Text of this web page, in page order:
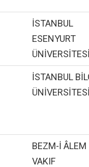
İSTANBUL
ESENYURT
İSTANBUL
BEZM-İ ÂLEM
VAKIF